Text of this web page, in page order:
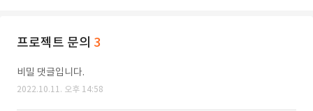
프로젝트 문의 3
비밀 댓글입니다.
2022.10.11. 오후 14:58